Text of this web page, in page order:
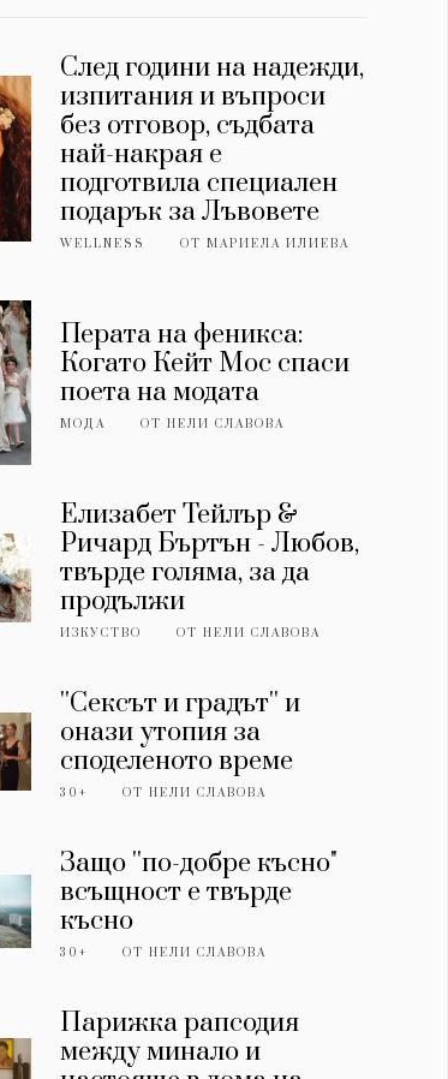
След години на надежди,
изпитания и въпроси
без отговор, съдбата
най-накрая е
подготвила специален
подарък за Лъвовете
WELLNESS ОТМАРИЕЛА ИЛИЕВА
Перата на феникса:
Когато Кейт Мос спаси
поета на модата
МОДА ОТНЕЛИ СЛАВОВА
Елизабет Тейлър &
Ричард Бъртън - Любов,
твърде голяма, за да
продължи
ИЗКУСТВО ОТНЕЛИ СЛАВОВА
''Сексът и градът'' и
онази утопия за
споделеното време
30+ ОТНЕЛИ СЛАВОВА
Защо ''по-добре късно"
всъщност е твърде
късно
30+ ОТНЕЛИ СЛАВОВА
Парижка рапсодия
между минало и